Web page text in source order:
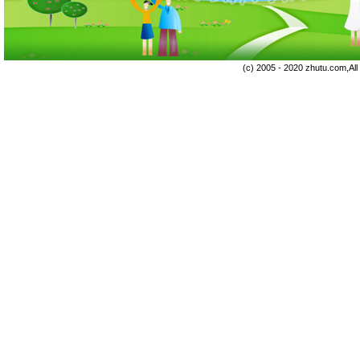
(c) 2005 - 2020